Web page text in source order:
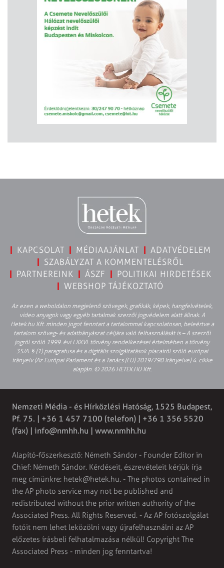
KAPCSOLAT MÉDIAAJÁNLAT
ADATVÉDELEM
SZABÁLYZAT A KOMMENTELÉSRŐL
PARTNEREINK
ÁSZF
POLITIKAI HIRDETÉSEK
WEBSHOP TÁJÉKOZTATÓ
Az ezen a weboldalon megjelenő szövegek, grafikák, képek, hangfelvételek,
video anyagok vagy egyéb tartalmak szerzői jogvédelem alatt állnak. A
Hetek.hu Kft. minden jogot fenntart a tartalommal kapcsolatosan, beleértve a
tartalom szöveg- és adatbányászat céljára való felhasználását is – A szerzői
jogról szóló 1999. évi LXXVI. törvény rendelkezései értelmében a törvény
35/A. § (1) paragrafusa és a digitális szolgáltatások piacairól szóló európai
irányelv (Az Európai Parlament és a Tanács (EU) 2019/790 Irányelve) 4. cikke
alapján. © 2026 HETEK.HU Kft.
Nemzeti Média - és Hírközlési Hatóság, 1525 Budapest,
Pf. 75. | +36 1 457 7100 (telefon) | +36 1 356 5520
(fax) | info@nmhh.hu | www.nmhh.hu
Alapító-főszerkesztő: Németh Sándor - Founder Editor in
Chief: Németh Sándor. Kérdéseit, észrevételeit kérjük írja
meg címünkre: hetek@hetek.hu. - The photos contained in
the AP photo service may not be published and
redistributed without the prior written authority of the
Associated Press. All Rights Reserved. - Az AP fotószolgálat
fotóit nem lehet leközölni vagy újrafelhasználni az AP
előzetes írásbeli felhatalmazása nélkül! Copyright The
Associated Press - minden jog fenntartva!